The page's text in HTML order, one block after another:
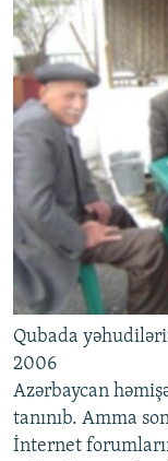
MULTIMEDIA
VIDEO
FOTOQALEREYA
İNFOQRAFIKA
KARIKATURA
RADIO ARXIV
OXU ZALI
AZƏRBAYCAN
İSLAM VƏ
İZ - MƏDƏNIYYƏT
HAQQIMIZDA
MISSIYAMIZ
PEŞƏ ETIKASI VƏ
AZADLIQRADIOSU
BIZIMLƏ ƏLAQƏ
XƏBƏR
BIZI IZLƏ
RFE/RL-in
Qubada
2006
Azərbaycan
tanınıb. Amma
İnternet